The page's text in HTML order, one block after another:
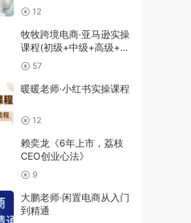
12
牧牧跨境电商·亚马逊实操
课程(初级+中级+高级+全
阶段），价值4896元
57
暖暖老师·小红书实操课程
12
赖奕龙《6年上市，荔枝
CEO创业心法》
9
大鹏老师·闲置电商从入门
到精通